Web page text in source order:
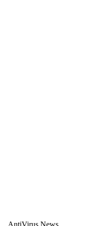
AntiVirus News